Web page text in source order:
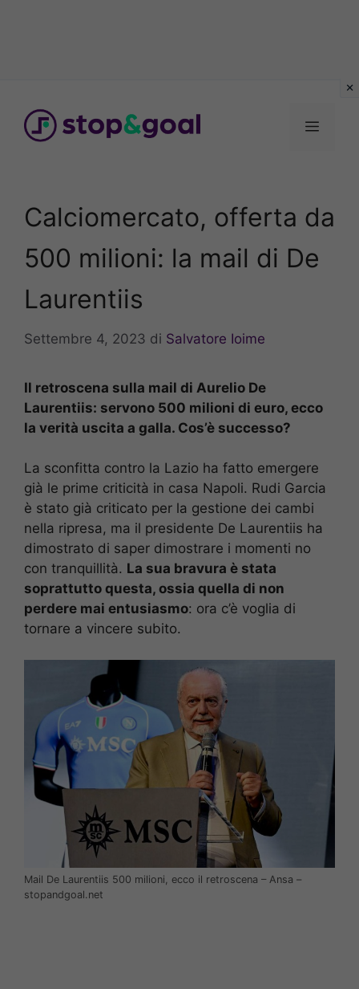
contenuto
Menu
Calciomercato, offerta da
500 milioni: la mail di De
Laurentiis
Settembre 4, 2023 di Salvatore Ioime
Il retroscena sulla mail di Aurelio De
Laurentiis: servono 500 milioni di euro, ecco
la verità uscita a galla. Cos’è successo?
La sconfitta contro la Lazio ha fatto emergere
già le prime criticità in casa Napoli. Rudi Garcia
è stato già criticato per la gestione dei cambi
nella ripresa, ma il presidente De Laurentiis ha
dimostrato di saper dimostrare i momenti no
con tranquillità. La sua bravura è stata
soprattutto questa, ossia quella di non
perdere mai entusiasmo: ora c’è voglia di
tornare a vincere subito.
Mail De Laurentiis 500 milioni, ecco il retroscena – Ansa –
stopandgoal.net